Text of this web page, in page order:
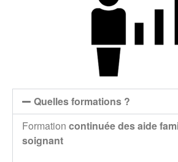
Quelles formations ?
Formation continuée des aide
soignant